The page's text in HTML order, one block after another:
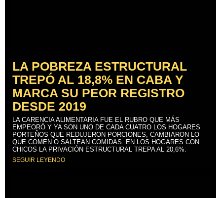
LA POBREZA ESTRUCTURAL
TREPÓ AL 18,8% EN CABA Y
MARCA SU PEOR REGISTRO
DESDE 2019
LA CARENCIA ALIMENTARIA FUE EL RUBRO QUE MÁS
EMPEORÓ Y YA SON UNO DE CADA CUATRO LOS HOGARES
PORTEÑOS QUE REDUJERON PORCIONES, CAMBIARON LO
QUE COMEN O SALTEAN COMIDAS. EN LOS HOGARES CON
CHICOS LA PRIVACIÓN ESTRUCTURAL TREPA AL 20,6%.
SEGUIR LEYENDO